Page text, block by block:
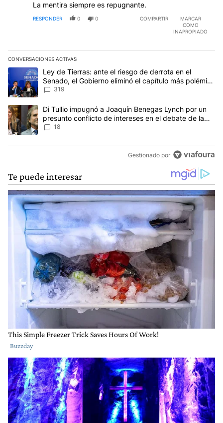
La mentira siempre es repugnante.
RESPONDER 0 0 COMPARTIR
MARCAR
COMO
INAPROPIADO
CONVERSACIONES ACTIVAS
Este listado muestra los artículos con más comentarios en los
Un artículo de tendencia con el título "Ley de Tierras: ante el
Ley de Tierras: ante el riesgo de derrota en el
Senado, el Gobierno eliminó el capítulo más polémico
del proyecto
319
Un artículo de tendencia con el título "Di Tullio impugnó a
Di Tullio impugnó a Joaquín Benegas Lynch por un
presunto conflicto de intereses en el debate de la
Ley de Tierras
18
Gestionado por